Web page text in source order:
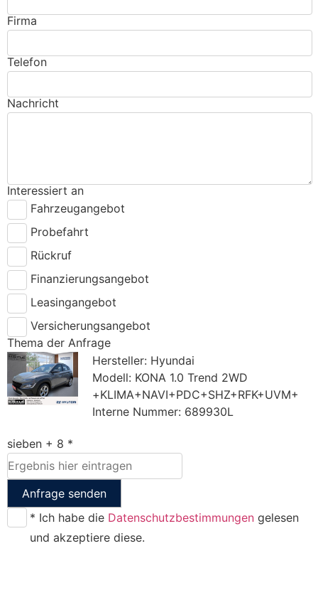
Firma
Telefon
Nachricht
Interessiert an
Fahrzeugangebot
Probefahrt
Rückruf
Finanzierungsangebot
Leasingangebot
Versicherungsangebot
Thema der Anfrage
Hersteller: Hyundai
Modell: KONA 1.0 Trend 2WD
+KLIMA+NAVI+PDC+SHZ+RFK+UVM+
Interne Nummer: 689930L
sieben + 8 *
Anfrage senden
* Ich habe die Datenschutzbestimmungen gelesen
und akzeptiere diese.